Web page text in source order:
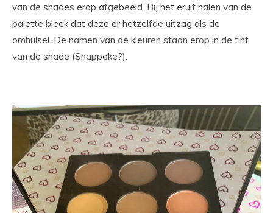
van de shades erop afgebeeld. Bij het eruit halen van de
palette bleek dat deze er hetzelfde uitzag als de
omhulsel. De namen van de kleuren staan erop in de tint
van de shade (Snappeke?).